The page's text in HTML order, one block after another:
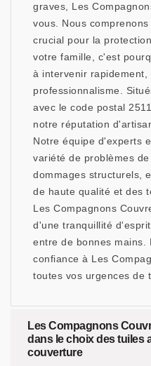
graves, Les
vous. Nous
crucial pour la
votre famille, c'est
à intervenir rapidement,
professionnalisme.
avec le code postal
notre réputation
Notre équipe d'experts
variété de problèmes
dommages structurels,
de haute qualité et des
Les Compagnons
d'une tranquillité
entre de bonnes mains.
confiance à Les
toutes vos urgences de
Les Compagnons
dans le choix des tuiles
couverture